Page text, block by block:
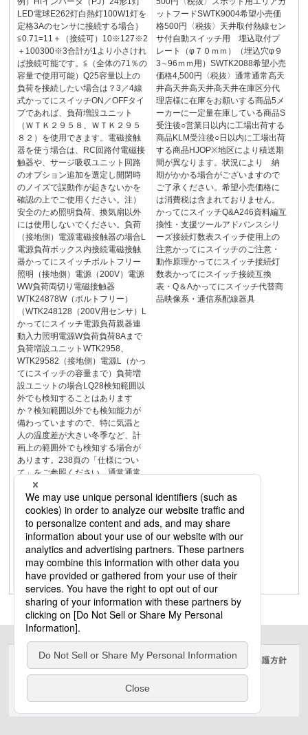
LED電球E262灯白熱灯100W1灯を
定格3Aのセンサに接続する場合｝
≦0.71=11＋（接続可）10※127※2
＋100300※3合計が1より小さけれ
ば接続可能です。≦（全体の71％の
容量で使用可能）Q25容量以上の
負荷を接続したい場合は？3／4線
式かってにスイッチON／OFFタイ
プであれば、負荷増設ユニット
（ＷＴＫ２９５８、ＷＴＫ２９５
８２）を使用できます。電磁接触
器を使う場合は、RC回路付電磁接
触器や、サージ吸収ユニット回路
のオプション追加を選定し開閉時
のノイズで誤動作が起きないかを
確認の上でご使用ください。注）
安全のため照明負荷、換気扇以外
には使用しないでください。負荷
（接地側）電源電磁接触器の場合L
電源負荷ボックス内接続電磁接触
器かってにスイッチボルトフリー
照明（接地側）電源（200V）電源
WW負荷両切り電磁接触器
WTK24878W（ボルトフリー）
（WTK248128（200V用センサ）L
かってにスイッチ電源負荷親器連
動入力照明電源W負荷負荷8Aまで
負荷増設ユニットWTK2958、
WTK29582（接地側）電源L（かっ
てにスイッチの容量まで）負荷増
設ユニットの場合LQ28検知範囲以
外でも検知することはあります
か？検知範囲以外でも検知能力が
備わっていますので、特に気温と
人の温度差が大きい冬季など、計
画上の範囲外でも検知する場合が
あります。238頁の「仕様につい
て」をご参照ください。通常通常
共通共通共通共通共通共通共通共
通共通245資料編互換性・支援ツー
ルアドバンスシリーズ接続灯数表
スイッチ使用上の注意かってにス
イッチのご注意・動作原理かって
にスイッチ接続灯数表かってにス
イッチ接続互換表・Q＆Aかってに
スイッチ代替商品映像系・通信系
配線器具
ットフードSWTK9004希望小売価
格500円〈税抜〉天井取付熱線セン
サ付自動スイッチ用 埋込取付プ
レート（φ７０ｍｍ）（埋込穴φ９
3∼96ｍｍ用）SWTK2088希望小売
価格4,500円〈税抜〉通常通常高天
井高天井高天井高天井在庫区分代
理店様に在庫をお願いする商品5メ
ーカーに一定量在庫している商品S
受注後○営業日以内に工場出荷する
商品KLM受注後○日以内に工場出荷
する商品HJOP※地区により積送期
間が異なります。状況により 納
期がかかる場合がございますので
ご了承ください。希望小売価格に
は消費税は含まれておりません。
かってにスイッチQ&A246資料編互
換性・支援ツールアドバンスシリ
ーズ接続灯数表スイッチ使用上の
注意かってにスイッチのご注意・
動作原理かってにスイッチ接続灯
数表かってにスイッチ接続互換
表・Q＆Aかってにスイッチ代替商
品映像系・通信系配線器具
サイトのご利用にあたって クッキーポリシー 個人情報保護方針
電気・建築設備（ビジネス）
© Panasonic Electric Works Co., Ltd.